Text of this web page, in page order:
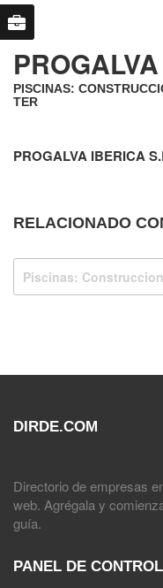
PISCINAS:
TER
PROGALVA IBERICA
RELACIONADO
Piscinas:
DIRDE.COM
Directorio de empresas
web. Agrégala y
guía.
PANEL DE CONTROL